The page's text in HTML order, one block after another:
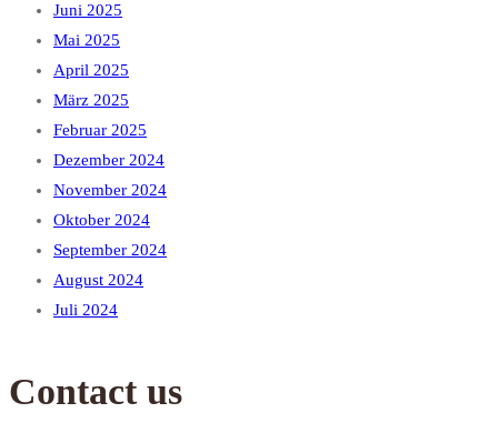
Juni 2025
Mai 2025
April 2025
März 2025
Februar 2025
Dezember 2024
November 2024
Oktober 2024
September 2024
August 2024
Juli 2024
Contact us